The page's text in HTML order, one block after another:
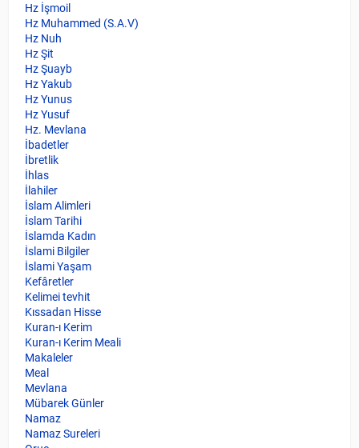
Hz İşmoil
Hz Muhammed (S.A.V)
Hz Nuh
Hz Şit
Hz Şuayb
Hz Yakub
Hz Yunus
Hz Yusuf
Hz. Mevlana
İbadetler
İbretlik
İhlas
İlahiler
İslam Alimleri
İslam Tarihi
İslamda Kadın
İslami Bilgiler
İslami Yaşam
Kefâretler
Kelimei tevhit
Kıssadan Hisse
Kuran-ı Kerim
Kuran-ı Kerim Meali
Makaleler
Meal
Mevlana
Mübarek Günler
Namaz
Namaz Sureleri